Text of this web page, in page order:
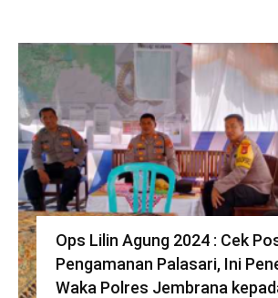
Ops Lilin Agung 2024 : Cek
Pengamanan Palasari, Ini
Waka Polres Jembrana